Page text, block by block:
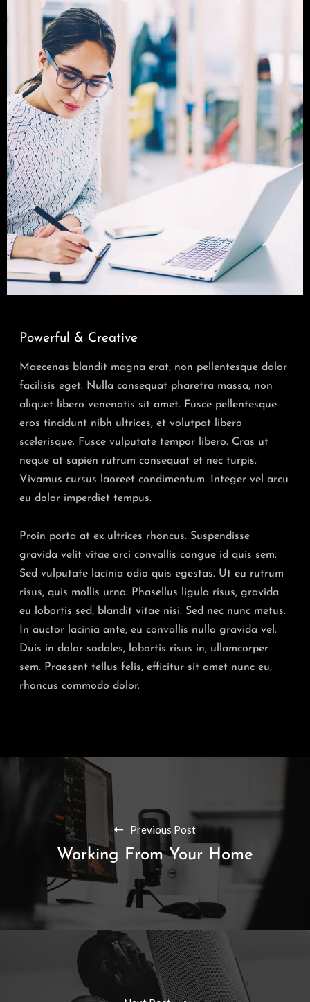
Powerful & Creative
Maecenas blandit magna erat, non pellentesque dolor
facilisis eget. Nulla consequat pharetra massa, non
aliquet libero venenatis sit amet. Fusce pellentesque
eros tincidunt nibh ultrices, et volutpat libero
scelerisque. Fusce vulputate tempor libero. Cras ut
neque at sapien rutrum consequat et nec turpis.
Vivamus cursus laoreet condimentum. Integer vel arcu
eu dolor imperdiet tempus.
Proin porta at ex ultrices rhoncus. Suspendisse
gravida velit vitae orci convallis congue id quis sem.
Sed vulputate lacinia odio quis egestas. Ut eu rutrum
risus, quis mollis urna. Phasellus ligula risus, gravida
eu lobortis sed, blandit vitae nisi. Sed nec nunc metus.
In auctor lacinia ante, eu convallis nulla gravida vel.
Duis in dolor sodales, lobortis risus in, ullamcorper
sem. Praesent tellus felis, efficitur sit amet nunc eu,
rhoncus commodo dolor.
Previous Post
Working From Your Home